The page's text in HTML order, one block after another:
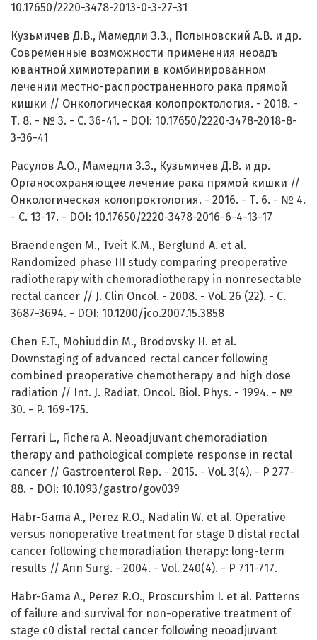
10.17650/2220-3478-2013-0-3-27-31
Кузьмичев Д.В., Мамедли З.З., Полыновский А.В. и др.
Современные возможности применения неоадъ
ювантной химиотерапии в комбинированном
лечении местно-распространенного рака прямой
кишки // Онкологическая колопроктология. - 2018. -
Т. 8. - № 3. - С. 36-41. - DOI: 10.17650/2220-3478-2018-8-
3-36-41
Расулов А.О., Мамедли З.З., Кузьмичев Д.В. и др.
Органосохраняющее лечение рака прямой кишки //
Онкологическая колопроктология. - 2016. - Т. 6. - № 4.
- С. 13-17. - DOI: 10.17650/2220-3478-2016-6-4-13-17
Braendengen M., Tveit K.M., Berglund A. et al.
Randomized phase III study comparing preoperative
radiotherapy with chemoradiotherapy in nonresectable
rectal cancer // J. Clin Oncol. - 2008. - Vol. 26 (22). - С.
3687-3694. - DOI: 10.1200/jco.2007.15.3858
Chen E.T., Mohiuddin M., Brodovsky H. et al.
Downstaging of advanced rectal cancer following
combined preoperative chemotherapy and high dose
radiation // Int. J. Radiat. Oncol. Biol. Phys. - 1994. - №
30. - P. 169-175.
Ferrari L., Fichera A. Neoadjuvant chemoradiation
therapy and pathological complete response in rectal
cancer // Gastroenterol Rep. - 2015. - Vol. 3(4). - P 277-
88. - DOI: 10.1093/gastro/gov039
Habr-Gama A., Perez R.O., Nadalin W. et al. Operative
versus nonoperative treatment for stage 0 distal rectal
cancer following chemoradiation therapy: long-term
results // Ann Surg. - 2004. - Vol. 240(4). - P 711-717.
Habr-Gama A., Perez R.O., Proscurshim I. et al. Patterns
of failure and survival for non-operative treatment of
stage c0 distal rectal cancer following neoadjuvant